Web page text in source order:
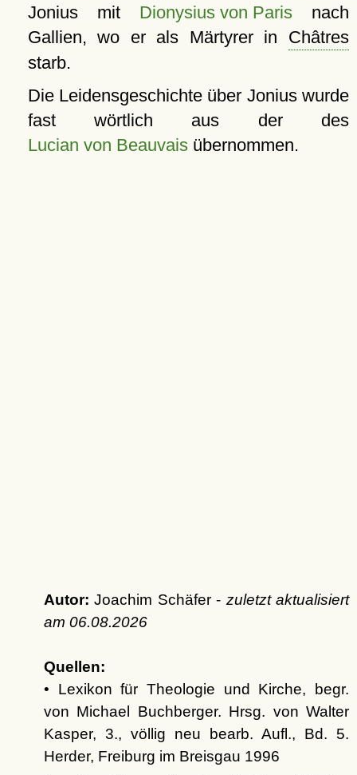
Jonius mit Dionysius von Parisnach
Gallien, wo er als Märtyrer in Châtres
starb.
Die Leidensgeschichte über Jonius wurde
fast wörtlich aus der des
Lucian von Beauvaisübernommen.
Autor: Joachim Schäfer - zuletzt aktualisiert
am 06.08.2026
Quellen:
• Lexikon für Theologie und Kirche, begr.
von Michael Buchberger. Hrsg. von Walter
Kasper, 3., völlig neu bearb. Aufl., Bd. 5.
Herder, Freiburg im Breisgau 1996